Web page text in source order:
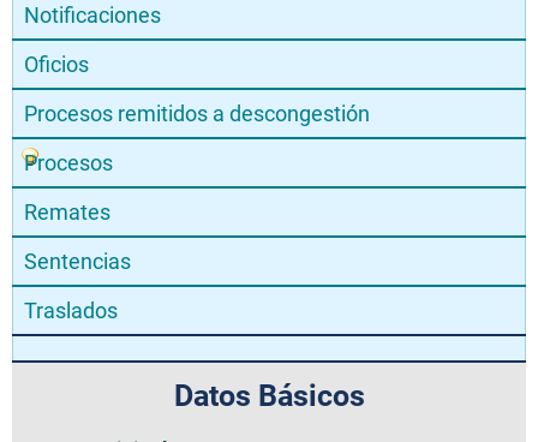
Notificaciones
Oficios
Procesos remitidos a descongestión
Procesos
Remates
Sentencias
Traslados
Datos Básicos